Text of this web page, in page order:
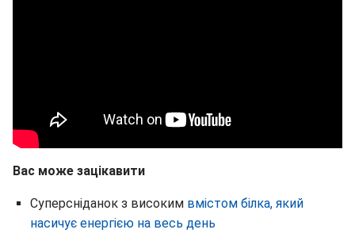
Вас може зацікавити
Суперсніданок з високим вмістом білка, який
насичує енергією на весь день